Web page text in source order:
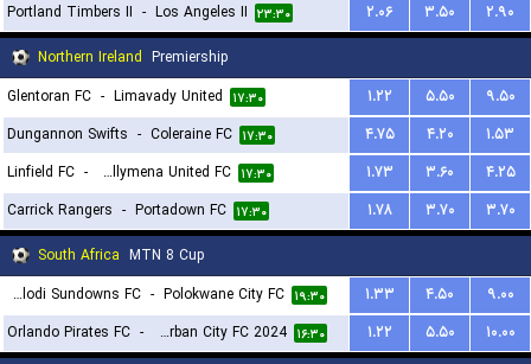
Portland Timbers II - Los Angeles II ۲۳:۳۰ ۲.۰۶ ۳.۵۰
۲.۹۰
Northern Ireland Premiership
Glentoran FC - Limavady United ۱۷:۳۰ ۱.۲۲ ۵.۵۰
۹.۵۰
Dungannon Swifts - Coleraine FC ۱۷:۳۰ ۴.۷۵ ۴.۲۰
۱.۵۳
Linfield FC - Ballymena United FC ۱۷:۳۰ ۱.۷۳ ۳.۶۰
۴.۲۵
Carrick Rangers - Portadown FC ۱۷:۳۰ ۱.۷۸ ۳.۷۰
۳.۷۰
South Africa MTN 8 Cup
Mamelodi Sundowns FC
- Polokwane City FC ۱۹:۳۰ ۱.۳۳ ۴.۵۰
۹.۰۰
Orlando Pirates FC - Durban City FC 2024 ۱۶:۳۰ ۱.۲۲ ۵.۵۰ ۱۰.۰۰